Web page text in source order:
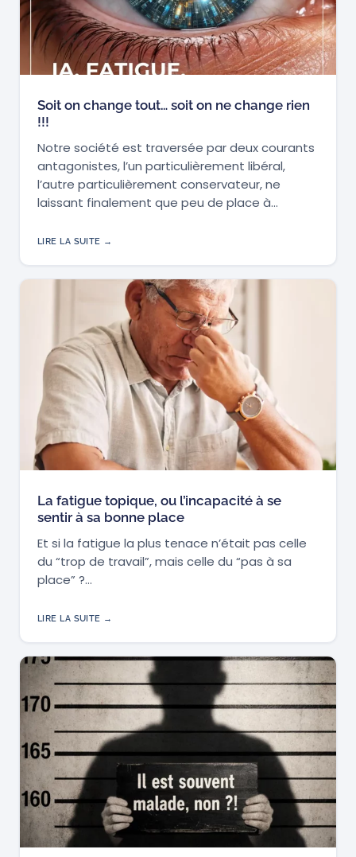
Soit on change tout… soit on ne change rien
!!!
Notre société est traversée par deux courants
antagonistes, l’un particulièrement libéral,
l’autre particulièrement conservateur, ne
laissant finalement que peu de place à…
LIRE LA SUITE →
La fatigue topique, ou l’incapacité à se
sentir à sa bonne place
Et si la fatigue la plus tenace n’était pas celle
du “trop de travail”, mais celle du “pas à sa
place” ?…
LIRE LA SUITE →